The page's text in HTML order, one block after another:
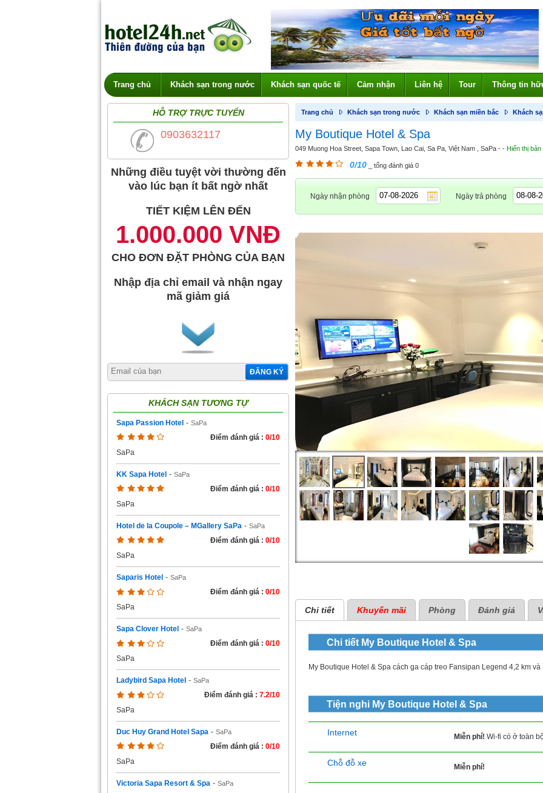
Trang chủ Khách sạn trong nước Khách sạn quốc tế Cảm nhận Liên hệ Tour Thông tin
HỖ TRỢ TRỰC TUYẾN
0903632117
Những điều tuyệt vời thường đến
vào lúc bạn ít bất ngờ nhất
TIẾT KIỆM LÊN ĐẾN
1.000.000 VNĐ
CHO ĐƠN ĐẶT PHÒNG CỦA BẠN
Nhập địa chỉ email và nhận ngay
mã giảm giá
ĐĂNG KÝ
KHÁCH SẠN TƯƠNG TỰ
Sapa Passion Hotel - SaPa
Điểm đánh giá : 0/10
SaPa
KK Sapa Hotel - SaPa
Điểm đánh giá : 0/10
SaPa
Hotel de la Coupole – MGallery SaPa - SaPa
Điểm đánh giá : 0/10
SaPa
Saparis Hotel - SaPa
Điểm đánh giá : 0/10
SaPa
Sapa Clover Hotel - SaPa
Điểm đánh giá : 0/10
SaPa
Ladybird Sapa Hotel - SaPa
Điểm đánh giá : 7.2/10
SaPa
Duc Huy Grand Hotel Sapa - SaPa
Điểm đánh giá : 0/10
SaPa
Victoria Sapa Resort & Spa - SaPa
Trang chủ Khách sạn trong nước Khách sạn miền bắc Khách
My Boutique Hotel & Spa
049 Muong Hoa Street, Sapa Town, Lao Cai, Sa Pa, Việt Nam , SaPa - - Hiển thị bản
0/10 _ tổng đánh giá 0
Ngày nhận phòng Ngày trả phòng
Chi tiết Khuyến mãi Phòng Đánh giá
Chi tiết My Boutique Hotel & Spa
My Boutique Hotel & Spa cách ga cáp treo Fansipan Legend 4,2 km và
Tiện nghi My Boutique Hotel & Spa
Internet Miễn phí! Wi-fi có ở toàn
Chỗ đỗ xe Miễn phí!